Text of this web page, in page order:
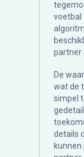
voetbal
partner
De
wat de
simpel
details